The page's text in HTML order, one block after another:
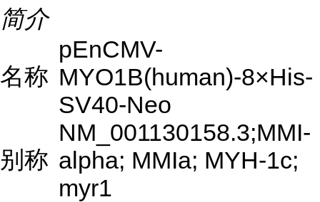
简介
名称
pEnCMV-
MYO1B(human)-8×His-
SV40-Neo
别称
NM_001130158.3;MMI-
alpha; MMIa; MYH-1c;
myr1